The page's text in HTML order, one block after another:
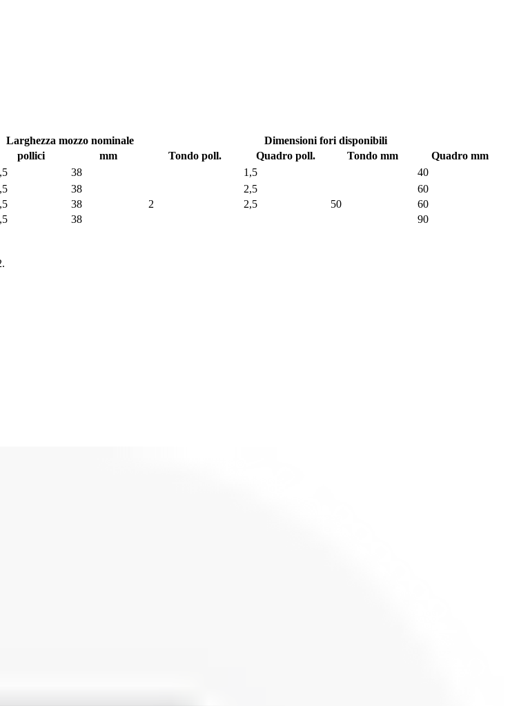
Larghezza mozzo nominale
Dimensioni fori disponibili
pollici mm Tondo poll. Quadro poll. Tondo mm
Quadro mm
38 1,5
40
38 2,5
60
38 2 2,5 50
60
38 90